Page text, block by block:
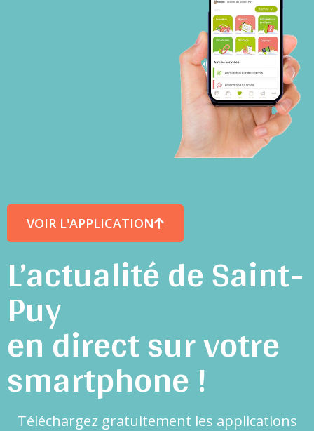
VOIR L'APPLICATION
L’actualité de Saint-
Puy
en direct sur votre
smartphone !
Téléchargez gratuitement les applications